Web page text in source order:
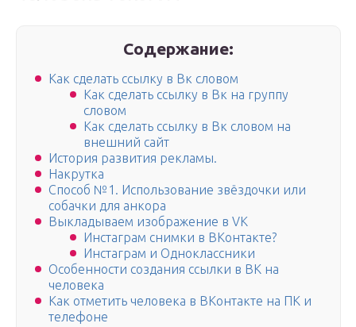
Содержание:
Как сделать ссылку в Вк словом
Как сделать ссылку в Вк на группу
словом
Как сделать ссылку в Вк словом на
внешний сайт
История развития рекламы.
Накрутка
Способ №1. Использование звёздочки или
собачки для анкора
Выкладываем изображение в VK
Инстаграм снимки в ВКонтакте?
Инстаграм и Одноклассники
Особенности создания ссылки в ВК на
человека
Как отметить человека в ВКонтакте на ПК и
телефоне